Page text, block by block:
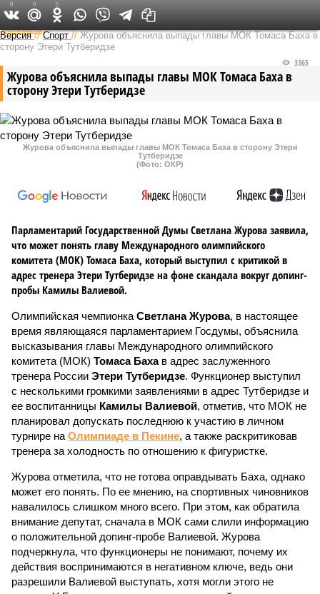
Федеральный выпуск
Версия //Спорт //Журова объяснила выпады главы МОК Томаса Баха в
сторону Этери Тутберидзе
Журова объяснила выпады главы МОК Томаса Баха в
сторону Этери Тутберидзе
3365
Журова объяснила выпады главы МОК Томаса Баха в сторону Этери
Тутберидзе
(Фото: ОКР)
Парламентарий Государственной Думы Светлана Журова заявила,
что может понять главу Международного олимпийского
комитета (МОК) Томаса Баха, который выступил с критикой в
адрес тренера Этери Тутберидзе на фоне скандала вокруг допинг-
пробы Камилы Валиевой.
Олимпийская чемпионка Светлана Журова, в настоящее
время являющаяся парламентарием Госдумы, объяснила
высказывания главы Международного олимпийского
комитета (МОК) Томаса Бахав адрес заслуженного
тренера России Этери Тутберидзе. Функционер выступил
с несколькими громкими заявлениями в адрес Тутберидзе и
ее воспитанницы Камилы Валиевой, отметив, что МОК не
планировал допускать последнюю к участию в личном
турнире на Олимпиаде в Пекине, а также раскритиковав
тренера за холодность по отношению к фигуристке.
Журова отметила, что не готова оправдывать Баха, однако
может его понять. По ее мнению, на спортивных чиновников
навалилось слишком много всего. При этом, как обратила
внимание депутат, сначала в МОК сами слили информацию
о положительной допинг-пробе Валиевой. Журова
подчеркнула, что функционеры не понимают, почему их
действия воспринимаются в негативном ключе, ведь они
разрешили Валиевой выступать, хотя могли этого не
0 0 0